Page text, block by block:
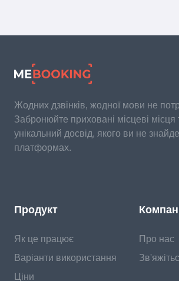
Жодних дзвінків, жодної мови не
Забронюйте приховані місцеві місця
унікальний досвід, якого ви не
платформах.
Продукт
Як це працює
Варіанти використання
Ціни
Про нас